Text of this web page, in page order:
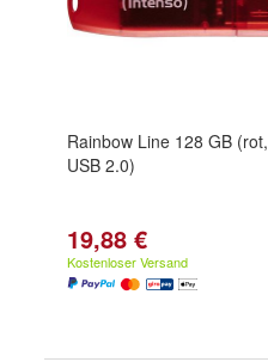
Rainbow Line 128 GB (rot,
USB 2.0)
19,88 €
Kostenloser Versand